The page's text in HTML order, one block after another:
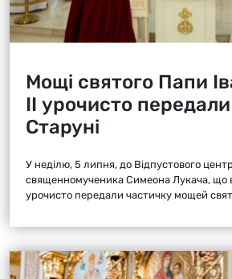
Мощі святого Папи
ІІ урочисто
Старуні
У неділю, 5 липня, до Відпустового
священномученика Симеона Лукача, що
урочисто передали частичку мощей